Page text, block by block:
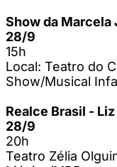
Show da
28/9
15h
Local: Teatro do
Show/Musical
Realce Brasil -
28/9
20h
Teatro Zélia